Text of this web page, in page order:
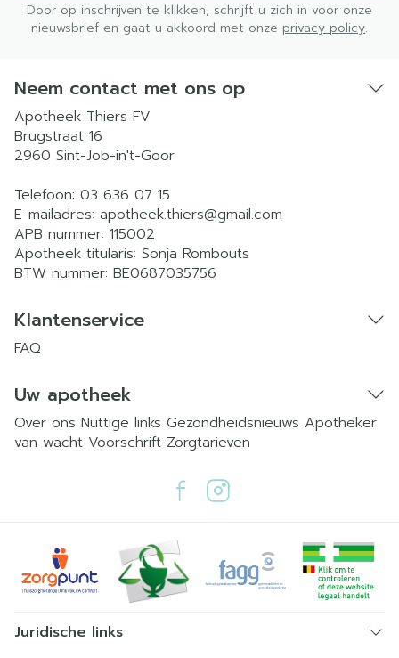
Door op inschrijven te klikken, schrijft u zich in voor onze
nieuwsbrief en gaat u akkoord met onze privacy policy.
Neem contact met ons op
Apotheek Thiers FV
Brugstraat 16
2960 Sint-Job-in't-Goor
Telefoon: 03 636 07 15
E-mailadres: apotheek.thiers@gmail.com
APB nummer: 115002
Apotheek titularis: Sonja Rombouts
BTW nummer: BE0687035756
Klantenservice
FAQ
Uw apotheek
Over ons Nuttige links Gezondheidsnieuws Apotheker
van wacht Voorschrift Zorgtarieven
Juridische links